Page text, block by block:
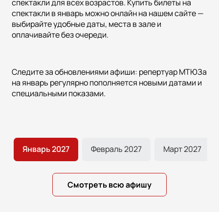
спектакли для всех возрастов. Купить билеты на
спектакли в январь можно онлайн на нашем сайте —
выбирайте удобные даты, места в зале и
оплачивайте без очереди.
Следите за обновлениями афиши: репертуар МТЮЗа
на январь регулярно пополняется новыми датами и
специальными показами.
Январь 2027 Февраль 2027 Март 2027
Смотреть всю афишу